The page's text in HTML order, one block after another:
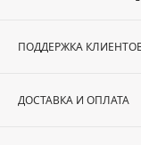
ПОДДЕРЖКА
ДОСТАВКА И ОПЛАТА